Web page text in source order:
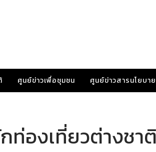
ศูนย์ข่าวเพื่อชุมชน ศูนย์ข่าวสารนโยบา
ท่องเที่ยวต่างชาติ